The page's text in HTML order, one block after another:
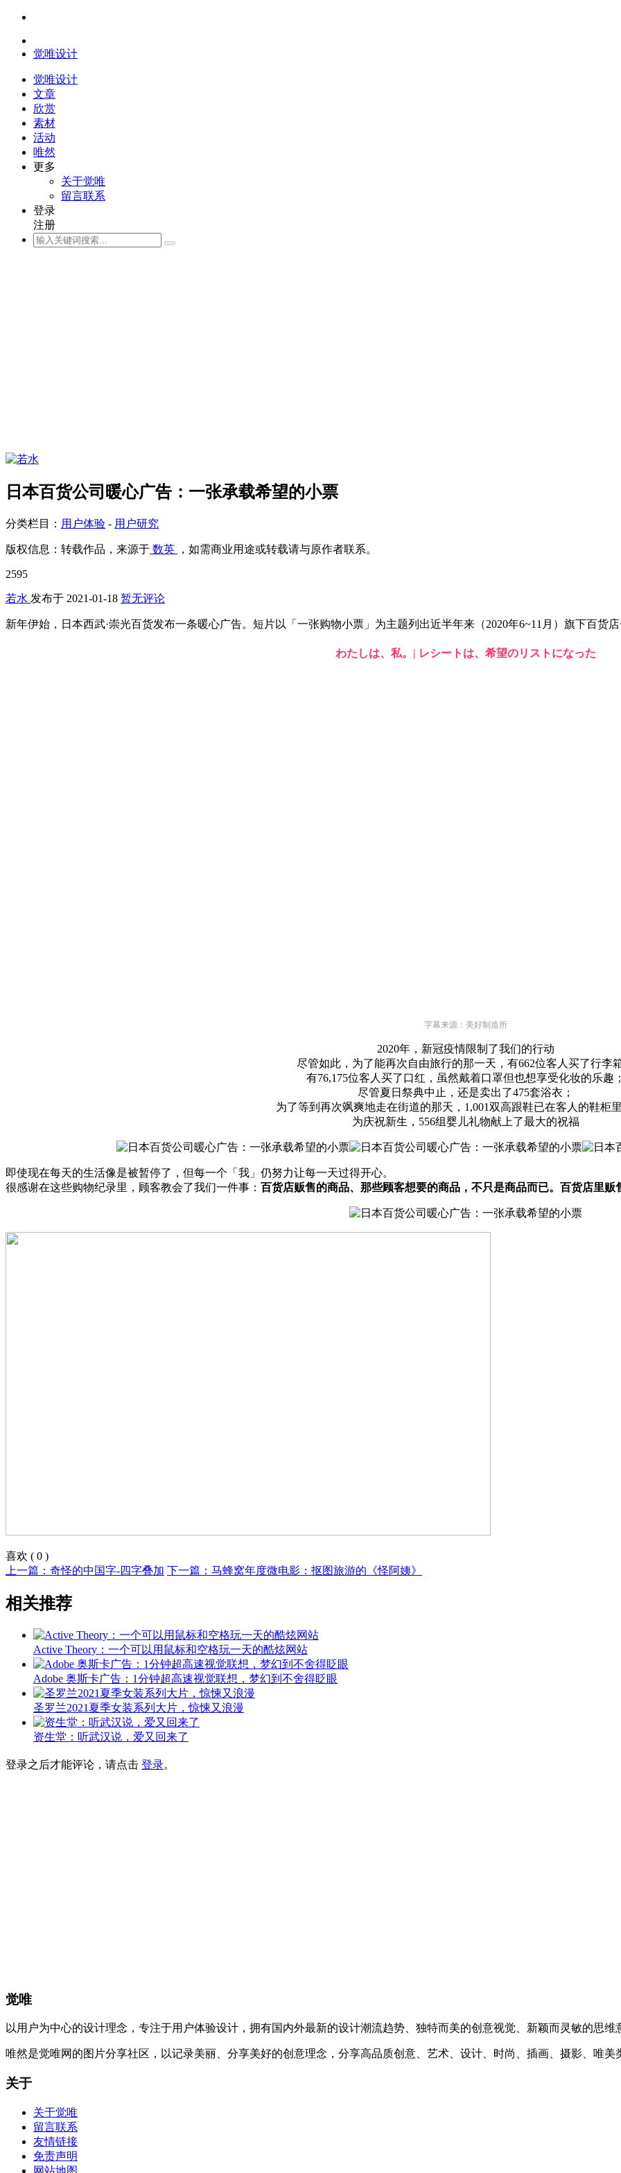
觉唯设计
觉唯设计
文章
欣赏
素材
活动
唯然
更多
关于觉唯
留言联系
登录
注册
日本百货公司暖心广告：一张承载希望的小票
分类栏目： 用户体验 - 用户研究
版权信息： 转载作品，来源于 数英 ，如需商业用途或转载请与原作者联系。
2595
若水 发布于 2021-01-18 暂无评论
新年伊始，日本西武·崇光百货发布一条暖心广告。短片以「一张购物小票」为主题列出近半年来（2020年6~11月）旗下百货店
わたしは、私。| レシートは、希望のリストになった
字幕来源：美好制造所
2020年，新冠疫情限制了我们的行动
尽管如此，为了能再次自由旅行的那一天，有662位客人买了行李
有76,175位客人买了口红，虽然戴着口罩但也想享受化妆的乐趣；
尽管夏日祭典中止，还是卖出了475套浴衣；
为了等到再次飒爽地走在街道的那天，1,001双高跟鞋已在客人的鞋柜里
为庆祝新生，556组婴儿礼物献上了最大的祝福
即使现在每天的生活像是被暂停了，但每一个「我」仍努力让每一天过得开心。
很感谢在这些购物纪录里，顾客教会了我们一件事： 百货店贩售的商品、那些顾客想要的商品，不只是商品而已。百货店里贩
喜欢 ( 0 )
上一篇：奇怪的中国字-四字叠加 下一篇：马蜂窝年度微电影：抠图旅游的《怪阿姨》
相关推荐
Active Theory：一个可以用鼠标和空格玩一天的酷炫网站
Adobe 奥斯卡广告：1分钟超高速视觉联想，梦幻到不舍得眨眼
圣罗兰2021夏季女装系列大片，惊悚又浪漫
资生堂：听武汉说，爱又回来了
登录之后才能评论，请点击 登录。
觉唯
以用户为中心的设计理念，专注于用户体验设计，拥有国内外最新的设计潮流趋势、独特而美的创意视觉、新颖而灵敏的思
唯然是觉唯网的图片分享社区，以记录美丽、分享美好的创意理念，分享高品质创意、艺术、设计、时尚、插画、摄影、唯美
关于
关于觉唯
留言联系
友情链接
免责声明
网站地图